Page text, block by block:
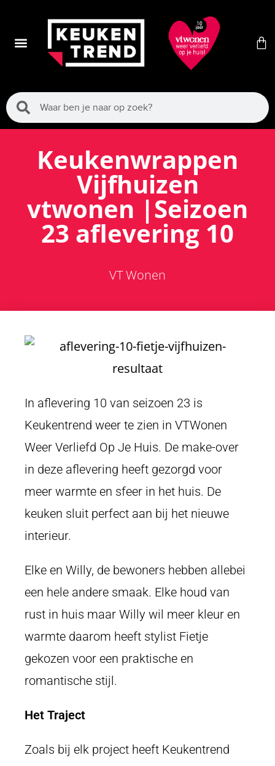
Keukenwrappen
Vijfhuizen
vtwonen |Seizoen
23 aflevering 10
VT Wonen
In aflevering 10 van seizoen 23 is
Keukentrend weer te zien in VTWonen
Weer Verliefd Op Je Huis. De make-over
in deze aflevering heeft gezorgd voor
meer warmte en sfeer in het huis. De
keuken sluit perfect aan bij het nieuwe
interieur.
Elke en Willy, de bewoners hebben allebei
een hele andere smaak. Elke houd van
rust in huis maar Willy wil meer kleur en
warmte daarom heeft stylist Fietje
gekozen voor een praktische en
romantische stijl.
Het Traject
Zoals bij elk project heeft Keukentrend